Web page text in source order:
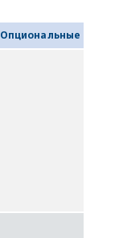
Опциональные